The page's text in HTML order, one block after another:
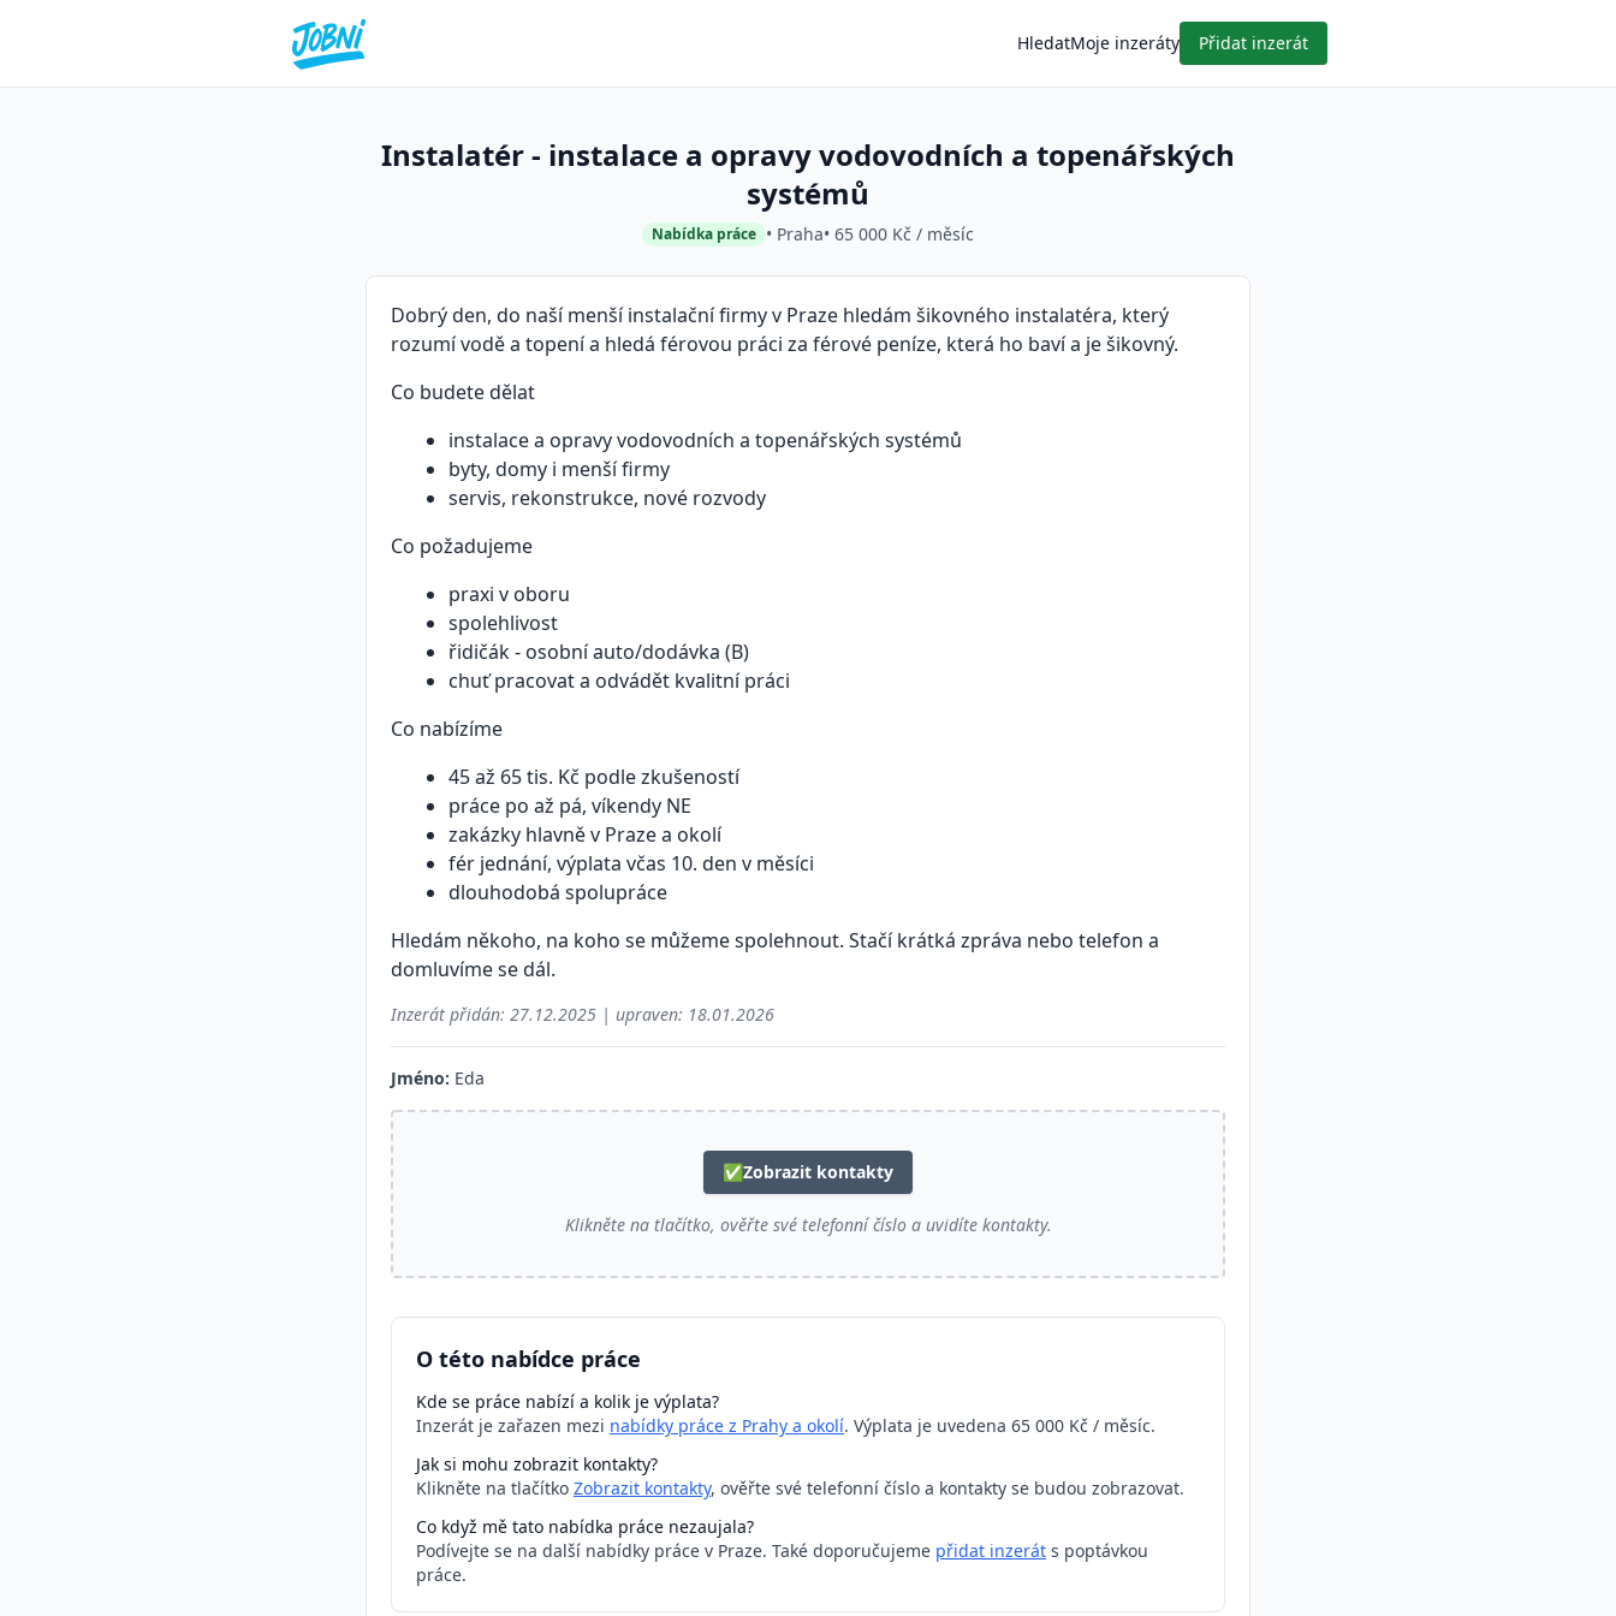
HledatMoje inzeráty Přidat inzerát
Instalatér - instalace a opravy vodovodních a topenářských
systémů
Nabídka práce • Praha• 65 000 Kč / měsíc
Dobrý den, do naší menší instalační firmy v Praze hledám šikovného instalatéra, který
rozumí vodě a topení a hledá férovou práci za férové peníze, která ho baví a je šikovný.
Co budete dělat
instalace a opravy vodovodních a topenářských systémů
byty, domy i menší firmy
servis, rekonstrukce, nové rozvody
Co požadujeme
praxi v oboru
spolehlivost
řidičák - osobní auto/dodávka (B)
chuť pracovat a odvádět kvalitní práci
Co nabízíme
45 až 65 tis. Kč podle zkušeností
práce po až pá, víkendy NE
zakázky hlavně v Praze a okolí
fér jednání, výplata včas 10. den v měsíci
dlouhodobá spolupráce
Hledám někoho, na koho se můžeme spolehnout. Stačí krátká zpráva nebo telefon a
domluvíme se dál.
Inzerát přidán: 27.12.2025 | upraven: 18.01.2026
Jméno: Eda
✅Zobrazit kontakty
Klikněte na tlačítko, ověřte své telefonní číslo a uvidíte kontakty.
O této nabídce práce
Kde se práce nabízí a kolik je výplata?
Inzerát je zařazen mezi nabídky práce z Prahy a okolí. Výplata je uvedena 65 000 Kč / měsíc.
Jak si mohu zobrazit kontakty?
Klikněte na tlačítko Zobrazit kontakty, ověřte své telefonní číslo a kontakty se budou zobrazovat.
Co když mě tato nabídka práce nezaujala?
Podívejte se na další nabídky práce v Praze. Také doporučujeme přidat inzerát s poptávkou
práce.